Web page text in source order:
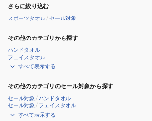
さらに絞り込む
スポーツタオル/セール対象
その他のカテゴリから探す
ハンドタオル
フェイスタオル
すべて表示する
その他のカテゴリのセール対象から探す
セール対象 /ハンドタオル
セール対象 / フェイスタオル
すべて表示する